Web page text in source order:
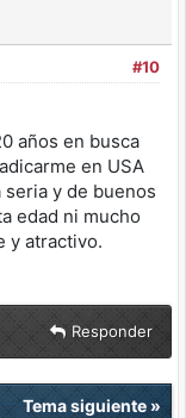
#10
años en busca
en USA
y de buenos
edad ni mucho
y atractivo.
Responder
Tema siguiente»